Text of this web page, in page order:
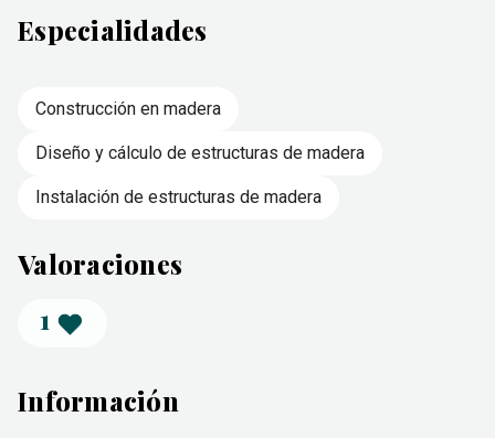
Especialidades
Construcción en madera
Diseño y cálculo de estructuras de madera
Instalación de estructuras de madera
Valoraciones
1
Información